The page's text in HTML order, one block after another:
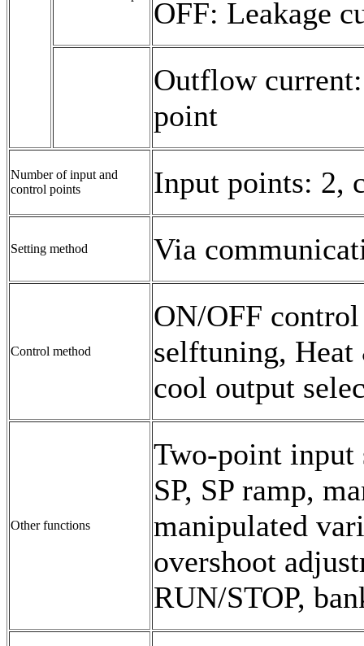
OFF: Leakage
Outflow
point
Number of input and
control points
Input points: 2,
Setting method Via
Control method
ON/OFF
selftuning,
cool output
Other functions
Two-point
SP, SP ramp,
manipulated
overshoot
RUN/STOP,